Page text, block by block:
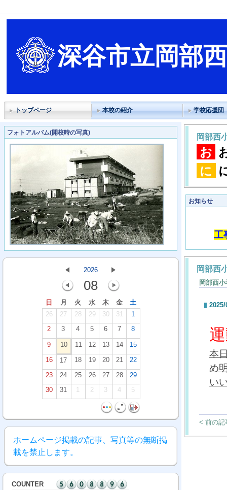
深谷市立岡部
トップページ 本校の紹介 学校応援団
フォトアルバム(開校時の写真)
2026
08
日 月 火 水 木 金
土
26
27 28 29 30 31
1
2
3 4 5 6 7 8
9 10 11 12 13 14
15
16
17 18 19 20 21
22
23
24 25 26 27 28
29
30
31 1 2 3 4 5
ホームページ掲載の記事、写真等の無断掲
載を禁止します。
COUNTER
岡部西
お
に
お知らせ
工
岡部西
岡部西
2025/
本
め
い
< 前の記